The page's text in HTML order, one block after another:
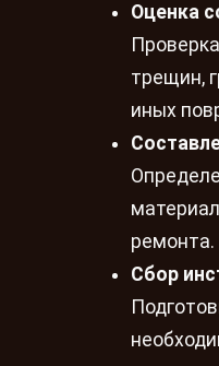
Оценка
трещин,
иных
ремонта.
Сбор